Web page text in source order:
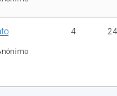
4 24